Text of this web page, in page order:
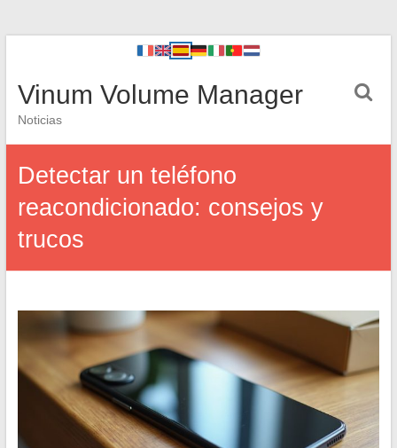
Vinum Volume Manager
Noticias
Detectar un teléfono
reacondicionado: consejos y
trucos